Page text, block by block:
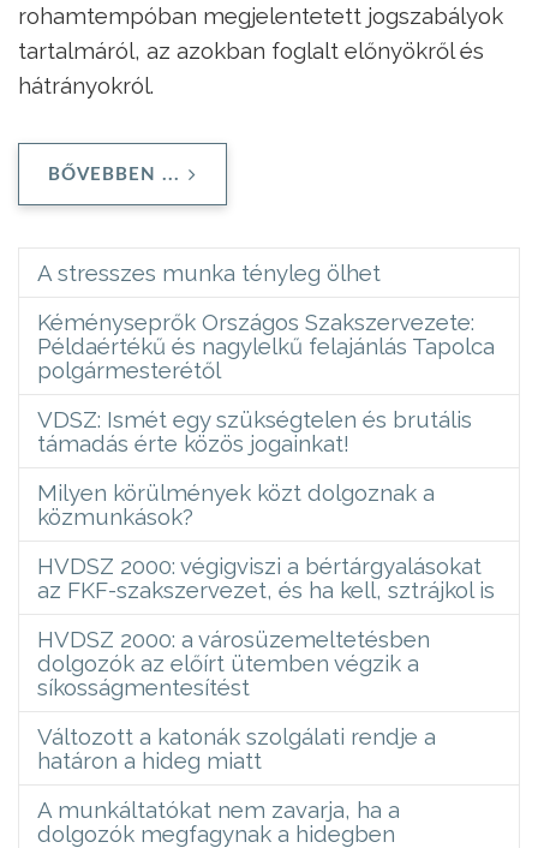
rohamtempóban megjelentetett jogszabályok
tartalmáról, az azokban foglalt előnyökről és
hátrányokról.
BŐVEBBEN ...
A stresszes munka tényleg ölhet
Kéményseprők Országos Szakszervezete:
Példaértékű és nagylelkű felajánlás Tapolca
polgármesterétől
VDSZ: Ismét egy szükségtelen és brutális
támadás érte közös jogainkat!
Milyen körülmények közt dolgoznak a
közmunkások?
HVDSZ 2000: végigviszi a bértárgyalásokat
az FKF-szakszervezet, és ha kell, sztrájkol is
HVDSZ 2000: a városüzemeltetésben
dolgozók az előírt ütemben végzik a
síkosságmentesítést
Változott a katonák szolgálati rendje a
határon a hideg miatt
A munkáltatókat nem zavarja, ha a
dolgozók megfagynak a hidegben